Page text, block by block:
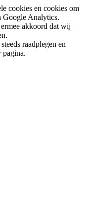
cookies en cookies om
Google Analytics.
akkoord dat wij
raadplegen en